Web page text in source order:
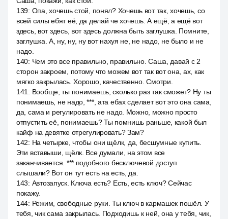
139: Опа, хочешь стой, понял? Хочешь вот так, хочешь, со
всей силы ебят её, да делай че хочешь. А ещё, а ещё вот
здесь, вот здесь, вот здесь должна быть заглушка. Помните,
заглушка. А, ну, ну, ну вот нахуя не, не надо, не было и не
надо.
140: Чем это все правильно, правильно. Саша, давай с 2
сторон закроем, потому что можем вот так вот она, ах, как
мягко закрылась. Хорошо, качественно. Смотри.
141 : Вообще, ты понимаешь, сколько раз так сможет? Ну ты
понимаешь, не надо, ***, ата ебах сделает вот это она сама,
да, сама и регулировать не надо. Можно, можно просто
отпустить её, понимаешь? Ты помнишь раньше, какой был
кайф на девятке отрегулировать? Зам?
142: На четырке, чтобы они щёлк, да, бесшумные купить.
Эти вставыши, щёлк. Все думали, на этом все
заканчивается. *** подобного бесключевой доступ
слышали? Вот он тут есть на есть, да.
143: Автозапуск. Ключа есть? Есть, есть ключ? Сейчас
покажу.
144: Режим, свободные руки. Ты ключ в кармашек пошёл. У
тебя, чик сама закрылась. Подходишь к ней, она у тебя, чик,